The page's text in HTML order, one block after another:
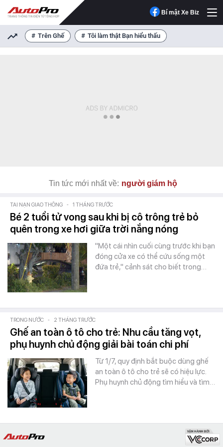
Bí mật Xe Biz
Trên Ghế Tôi làm thật Bạn hiểu thấu
Tin tức mới nhất về: người giám hộ
TAI NẠN GIAO THÔNG - 1 THÁNG TRƯỚC
Bé 2 tuổi tử vong sau khi bị cô trông trẻ bỏ
quên trong xe hơi giữa trời nắng nóng
"Một cái nhìn cuối cùng trước khi bạn
đóng cửa xe có thể cứu sống một
đứa trẻ," cảnh sát cho biết trong…
TRONG NƯỚC - 2 THÁNG TRƯỚC
Ghế an toàn ô tô cho trẻ: Nhu cầu tăng vọt,
phụ huynh chủ động giải bài toán chi phí
Từ 1/7, quy định bắt buộc dùng ghế
an toàn ô tô cho trẻ sẽ có hiệu lực.
Phụ huynh chủ động tìm hiểu và tìm…